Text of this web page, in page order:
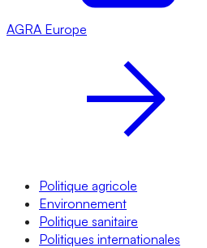
AGRA Europe
Politique agricole
Environnement
Politique sanitaire
Politiques internationales